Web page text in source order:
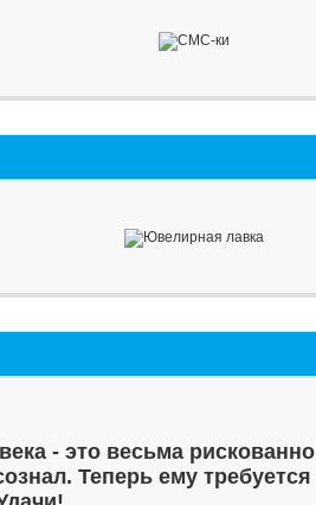
- это весьма рискованно
Теперь ему требуется